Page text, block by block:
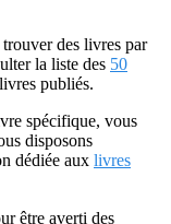
des livres par
la liste des 50
publiés.
spécifique, vous
disposons
dédiée aux livres
être averti des